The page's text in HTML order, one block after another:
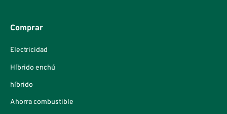
Comprar
Electricidad
Híbrido enchú
híbrido
Ahorra combustible